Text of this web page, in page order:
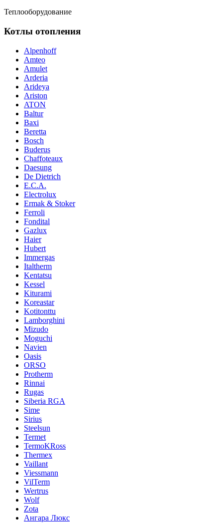
Теплооборудование
Котлы отопления
Alpenhoff
Amteo
Amulet
Arderia
Arideya
Ariston
ATON
Baltur
Baxi
Beretta
Bosch
Buderus
Chaffoteaux
Daesung
De Dietrich
E.C.A.
Electrolux
Ermak & Stoker
Ferroli
Fondital
Gazlux
Haier
Hubert
Immergas
Italtherm
Kentatsu
Kessel
Kiturami
Koreastar
Kotitonttu
Lamborghini
Mizudo
Moguchi
Navien
Oasis
ORSO
Protherm
Rinnai
Rugas
Siberia RGA
Sime
Sirius
Steelsun
Termet
TermoKRoss
Thermex
Vaillant
Viessmann
VilTerm
Wertrus
Wolf
Zota
Ангара Люкс